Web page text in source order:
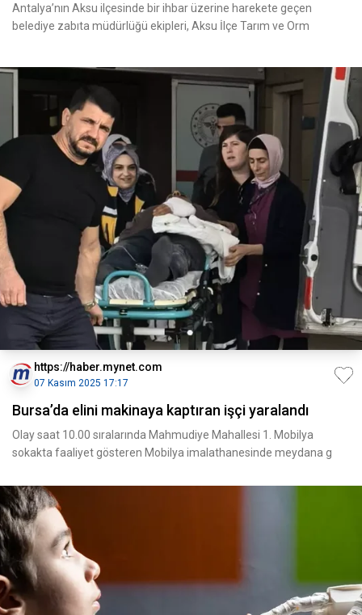
Antalya’nın Aksu ilçesinde bir ihbar üzerine harekete geçen
belediye zabıta müdürlüğü ekipleri, Aksu İlçe Tarım ve Orm
https://haber.mynet.com
07 Kasım 2025 17:17
Bursa’da elini makinaya kaptıran işçi yaralandı
Olay saat 10.00 sıralarında Mahmudiye Mahallesi 1. Mobilya
sokakta faaliyet gösteren Mobilya imalathanesinde meydana g